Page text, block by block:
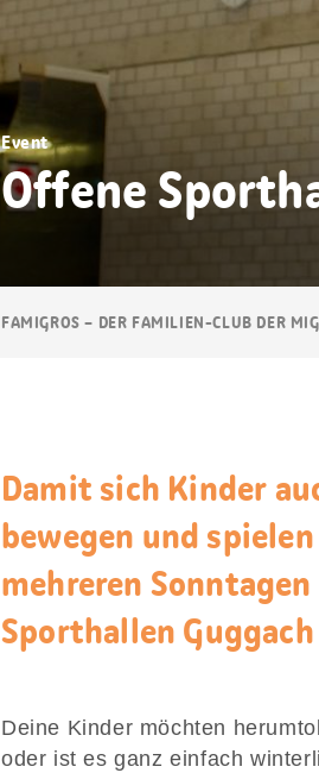
FAMIGROS – DER FAMILIEN-CLUB DER
Event
Offene
Damit sich Kinder
bewegen und
mehreren
Sporthallen
Deine Kinder möchten
oder ist es ganz einfach